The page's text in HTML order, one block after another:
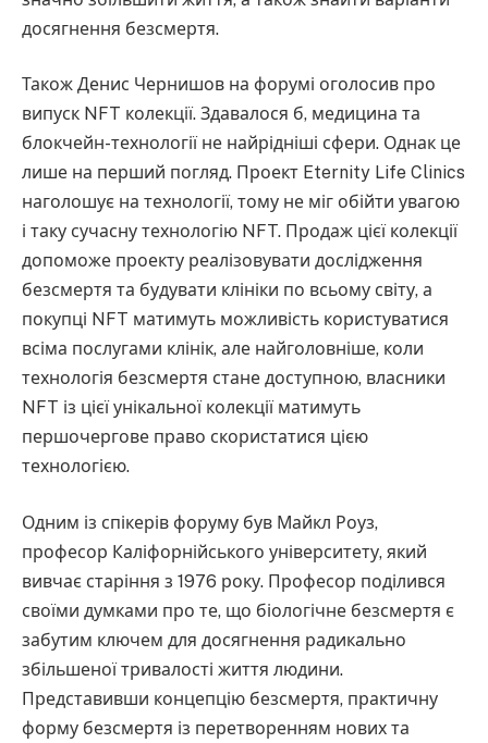
досягнення безсмертя.
Також Денис Чернишов на форумі оголосив про
випуск NFT колекції. Здавалося б, медицина та
блокчейн-технології не найрідніші сфери. Однак це
лише на перший погляд. Проект Eternity Life Clinics
наголошує на технології, тому не міг обійти увагою
і таку сучасну технологію NFT. Продаж цієї колекції
допоможе проекту реалізовувати дослідження
безсмертя та будувати клініки по всьому світу, а
покупці NFT матимуть можливість користуватися
всіма послугами клінік, але найголовніше, коли
технологія безсмертя стане доступною, власники
NFT із цієї унікальної колекції матимуть
першочергове право скористатися цією
технологією.
Одним із спікерів форуму був Майкл Роуз,
професор Каліфорнійського університету, який
вивчає старіння з 1976 року. Професор поділився
своїми думками про те, що біологічне безсмертя є
забутим ключем для досягнення радикально
збільшеної тривалості життя людини.
Представивши концепцію безсмертя, практичну
форму безсмертя із перетворенням нових та